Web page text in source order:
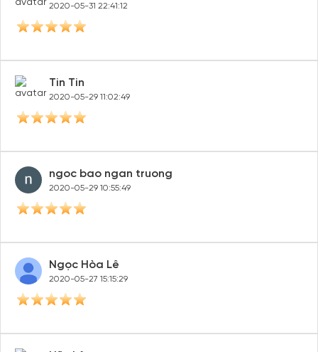
2020-05-31 22:41:12
Tin Tin
2020-05-29 11:02:49
ngoc bao ngan truong
2020-05-29 10:55:49
Ngọc Hòa Lê
2020-05-27 15:15:29